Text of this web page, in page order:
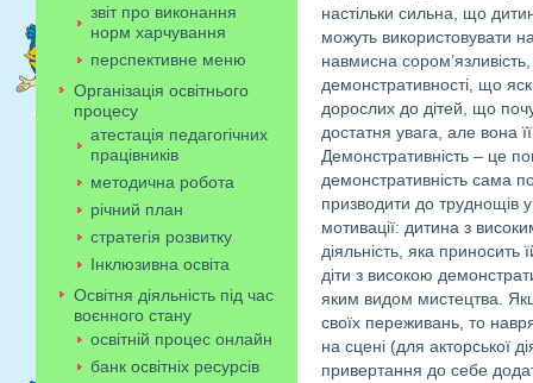
настільки сильна, що
можуть використовувати
навмисна
демонстративності, що
дорослих до дітей, що
достатня увага, але вона
Демонстративність – це
демонстративність сама
призводити до труднощів
мотивації: дитина з
діяльність, яка приносить
діти з високою
яким видом мистецтва.
своїх переживань, то
на сцені (для акторської
привертання до себе
звіт про виконання
норм харчування
перспективне меню
Організація освітнього
процесу
атестація педагогічних
працівників
методична робота
річний план
стратегія розвитку
Інклюзивна освіта
Освітня діяльність під час
воєнного стану
освітній процес онлайн
банк освітніх ресурсів